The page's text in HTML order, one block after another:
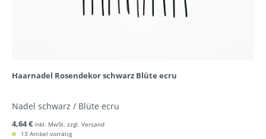
Haarnadel Rosendekor schwarz Blüte ecru
Nadel schwarz / Blüte ecru
4,64 € inkl. MwSt. zzgl. Versand
13 Artikel vorrätig